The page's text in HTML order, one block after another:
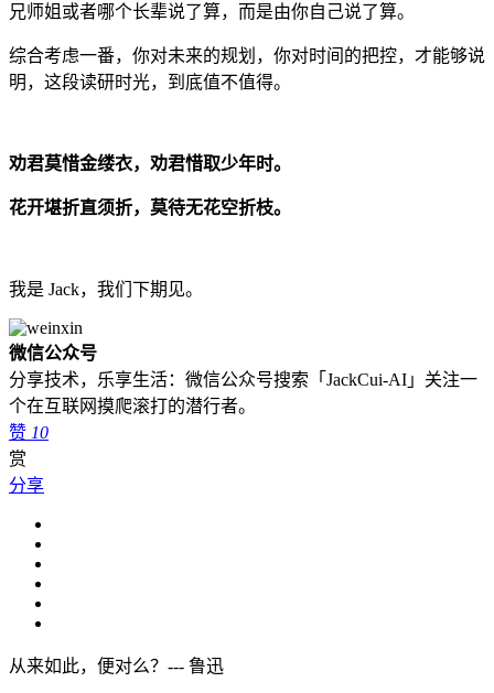
兄师姐或者哪个长辈说了算，而是由你自己说了算。
综合考虑一番，你对未来的规划，你对时间的把控，才能够说
明，这段读研时光，到底值不值得。
劝君莫惜金缕衣，劝君惜取少年时。
花开堪折直须折，莫待无花空折枝。
我是 Jack，我们下期见。
微信公众号
分享技术，乐享生活：微信公众号搜索「JackCui-AI」关注一
个在互联网摸爬滚打的潜行者。
赞 10
赏
分享
从来如此，便对么？--- 鲁迅